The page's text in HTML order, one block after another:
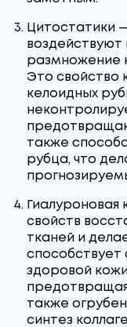
Цитостатики
воздействуют
размножение
Это свойство
келоидных
также
рубца, что
Гиалуроновая
свойств
тканей и
здоровой
также
синтез